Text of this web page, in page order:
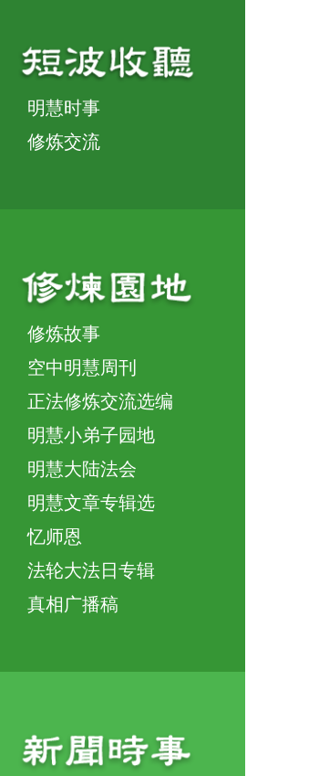
明慧时事
修炼交流
修炼故事
空中明慧周刊
正法修炼交流选编
明慧小弟子园地
明慧大陆法会
明慧文章专辑选
忆师恩
法轮大法日专辑
真相广播稿